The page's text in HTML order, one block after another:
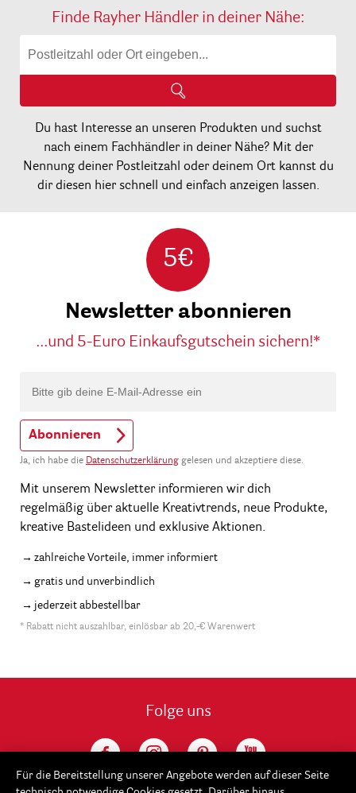
Finde Rayher Händler in deiner Nähe:
Du hast Interesse an unseren Produkten und suchst
nach einem Fachhändler in deiner Nähe? Mit der
Nennung deiner Postleitzahl oder deinem Ort kannst du
dir diesen hier schnell und einfach anzeigen lassen.
5€
Newsletter abonnieren
...und 5-Euro Einkaufsgutschein sichern!*
Abonnieren
Ja, ich habe die Datenschutzerklärung gelesen und akzeptiere diese.
Mit unserem Newsletter informieren wir dich
regelmäßig über aktuelle Kreativtrends, neue Produkte,
kreative Bastelideen und exklusive Aktionen.
zahlreiche Vorteile, immer informiert
gratis und unverbindlich
jederzeit abbestellbar
* Rabatt nicht auszahlbar, einlösbar ab 20,-€ Warenwert
Folge uns
Für die Bereitstellung unserer Angebote werden auf dieser Seite